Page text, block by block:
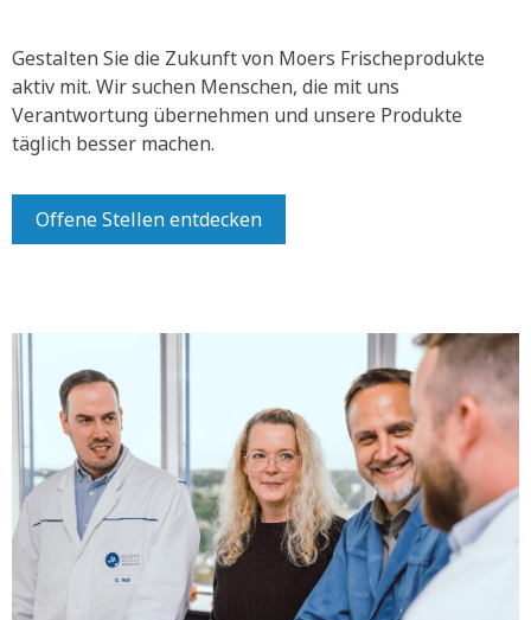
Gestalten Sie die Zukunft von Moers Frischeprodukte
aktiv mit. Wir suchen Menschen, die mit uns
Verantwortung übernehmen und unsere Produkte
täglich besser machen.
Offene Stellen entdecken